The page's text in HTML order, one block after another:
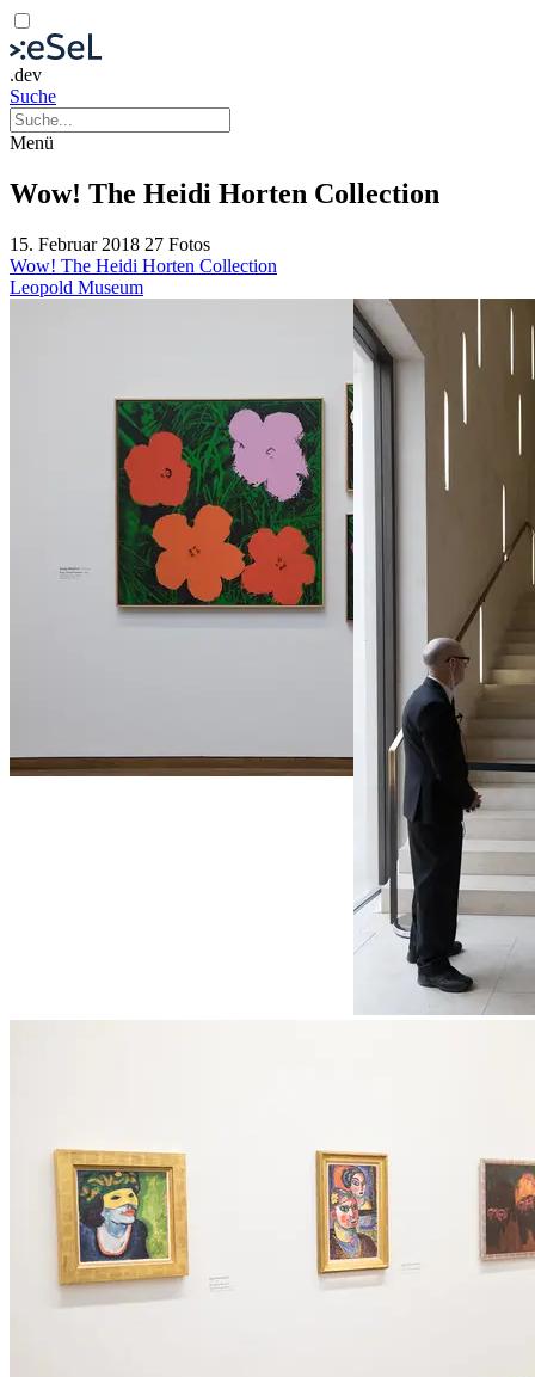
.dev
Suche
Menü
Wow! The Heidi Horten Collection
15. Februar 2018 27 Fotos
Wow! The Heidi Horten Collection
Leopold Museum